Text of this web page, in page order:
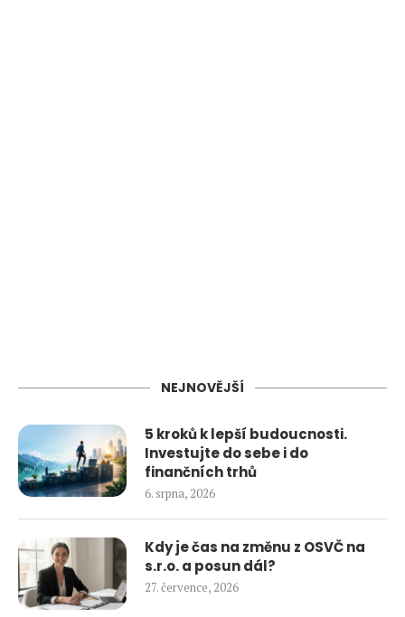
NEJNOVĚJŠÍ
5 kroků k lepší budoucnosti.
Investujte do sebe i do
finančních trhů
6. srpna, 2026
Kdy je čas na změnu z OSVČ na
s.r.o. a posun dál?
27. července, 2026